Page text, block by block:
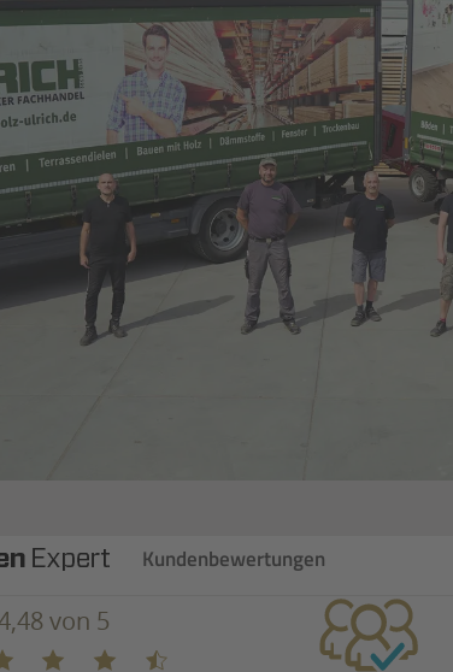
Kundenbewertungen
von 5